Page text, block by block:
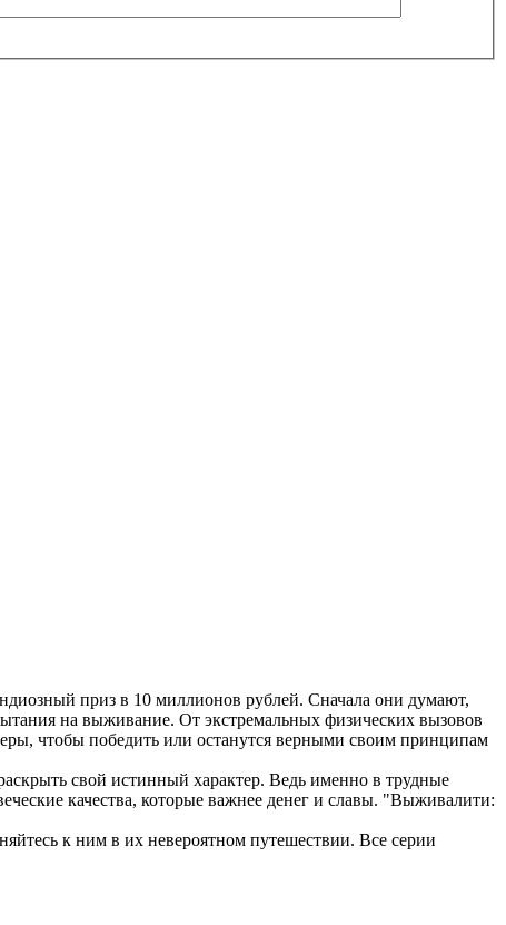
приз в 10 миллионов рублей. Сначала они думают,
на выживание. От экстремальных физических вызовов
чтобы победить или останутся верными своим принципам
свой истинный характер. Ведь именно в трудные
качества, которые важнее денег и славы. "Выживалити:
к ним в их невероятном путешествии. Все серии